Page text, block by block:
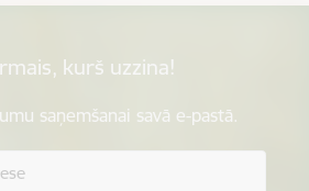
kurš uzzina!
saņemšanai savā e-pastā.